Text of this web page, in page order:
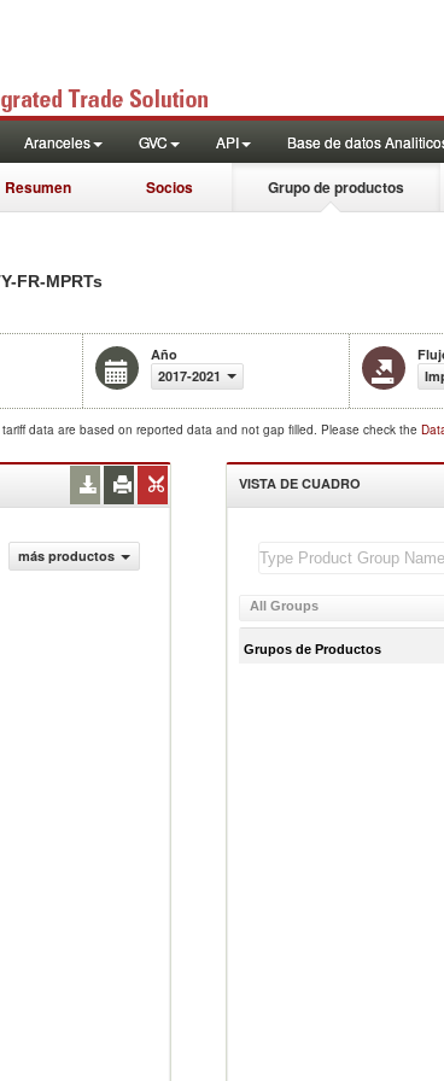
Aranceles GVC API Base de datos
Resumen Socios Grupo de productos
FR-MPRTs
Año
2017-2021
data are based on reported data and not gap filled. Please check the
más productos
VISTA DE CUADRO
All Groups
Grupos de Productos